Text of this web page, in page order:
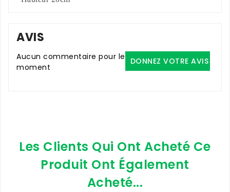
AVIS
DONNEZ VOTRE AVIS
Aucun commentaire pour le
moment
Les Clients Qui Ont Acheté Ce
Produit Ont Également
Acheté...